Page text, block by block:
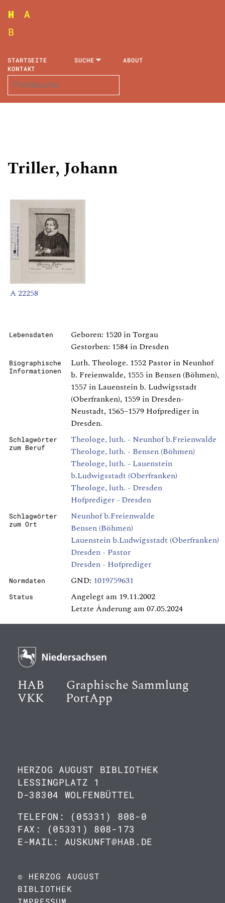
STARTSEITE SUCHE
ABOUT
KONTAKT
Triller, Johann
A 22258
Lebensdaten
Geboren: 1520 in Torgau
Gestorben: 1584 in Dresden
Biographische
Informationen
Luth. Theologe. 1552 Pastor in Neunhof
b. Freienwalde, 1555 in Bensen (Böhmen),
1557 in Lauenstein b. Ludwigsstadt
(Oberfranken), 1559 in Dresden-
Neustadt, 1565–1579 Hofprediger in
Dresden.
Schlagwörter
zum Beruf
Theologe, luth. - Neunhof b.Freienwalde
Theologe, luth. - Bensen (Böhmen)
Theologe, luth. - Lauenstein
b.Ludwigsstadt (Oberfranken)
Theologe, luth. - Dresden
Hofprediger - Dresden
Schlagwörter
zum Ort
Neunhof b.Freienwalde
Bensen (Böhmen)
Lauenstein b.Ludwigsstadt (Oberfranken)
Dresden - Pastor
Dresden - Hofprediger
Normdaten GND: 1019759631
Status
Angelegt am 19.11.2002
Letzte Änderung am 07.05.2024
HAB Graphische Sammlung
VKK PortApp
HERZOG AUGUST BIBLIOTHEK
LESSINGPLATZ 1
D-38304 WOLFENBÜTTEL
TELEFON: (05331) 808-0
FAX: (05331) 808-173
E-MAIL: AUSKUNFT@HAB.DE
© HERZOG AUGUST
BIBLIOTHEK